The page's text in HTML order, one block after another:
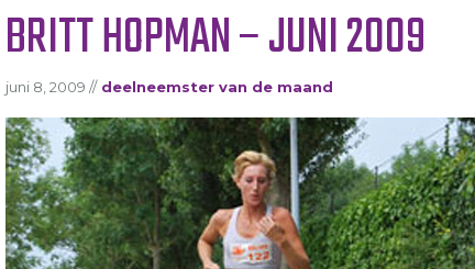
BRITT HOPMAN – JUNI 2009
juni 8, 2009 // deelneemster van de maand